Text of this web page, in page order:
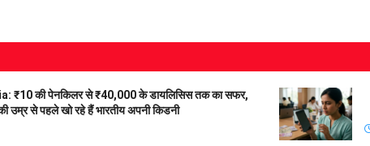
₹10 की पेनकिलर से ₹40,000 के डायलिसिस तक का सफर,
उम्र से पहले खो रहे हैं भारतीय अपनी किडनी